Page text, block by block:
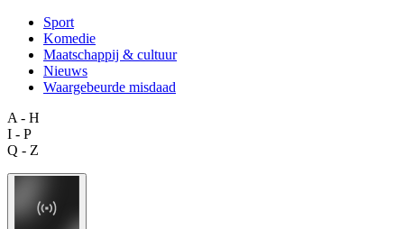
Sport
Komedie
Maatschappij & cultuur
Nieuws
Waargebeurde misdaad
A - H
I - P
Q - Z